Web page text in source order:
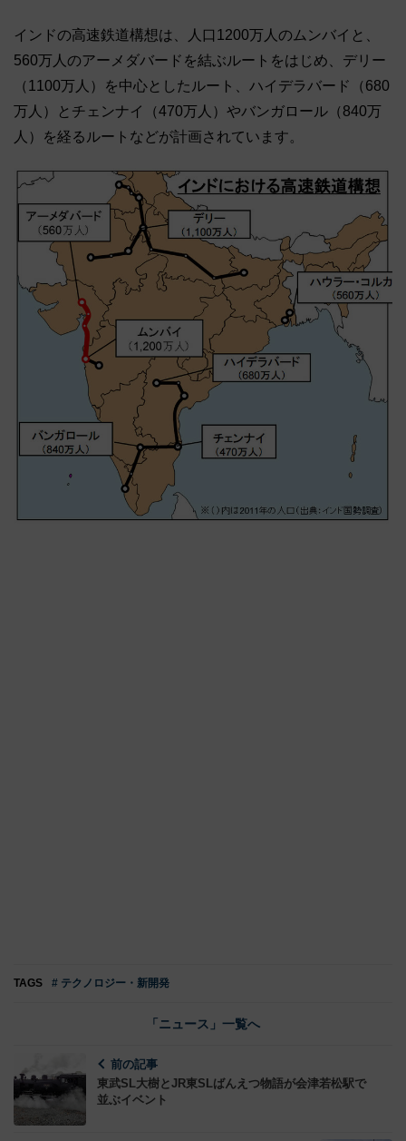
インドの高速鉄道構想は、人口1200万人のムンバイと、
560万人のアーメダバードを結ぶルートをはじめ、デリー
（1100万人）を中心としたルート、ハイデラバード（680
万人）とチェンナイ（470万人）やバンガロール（840万
人）を経るルートなどが計画されています。
TAGS # テクノロジー・新開発
「ニュース」一覧へ
前の記事
東武SL大樹とJR東SLばんえつ物語が会津若松駅で
並ぶイベント